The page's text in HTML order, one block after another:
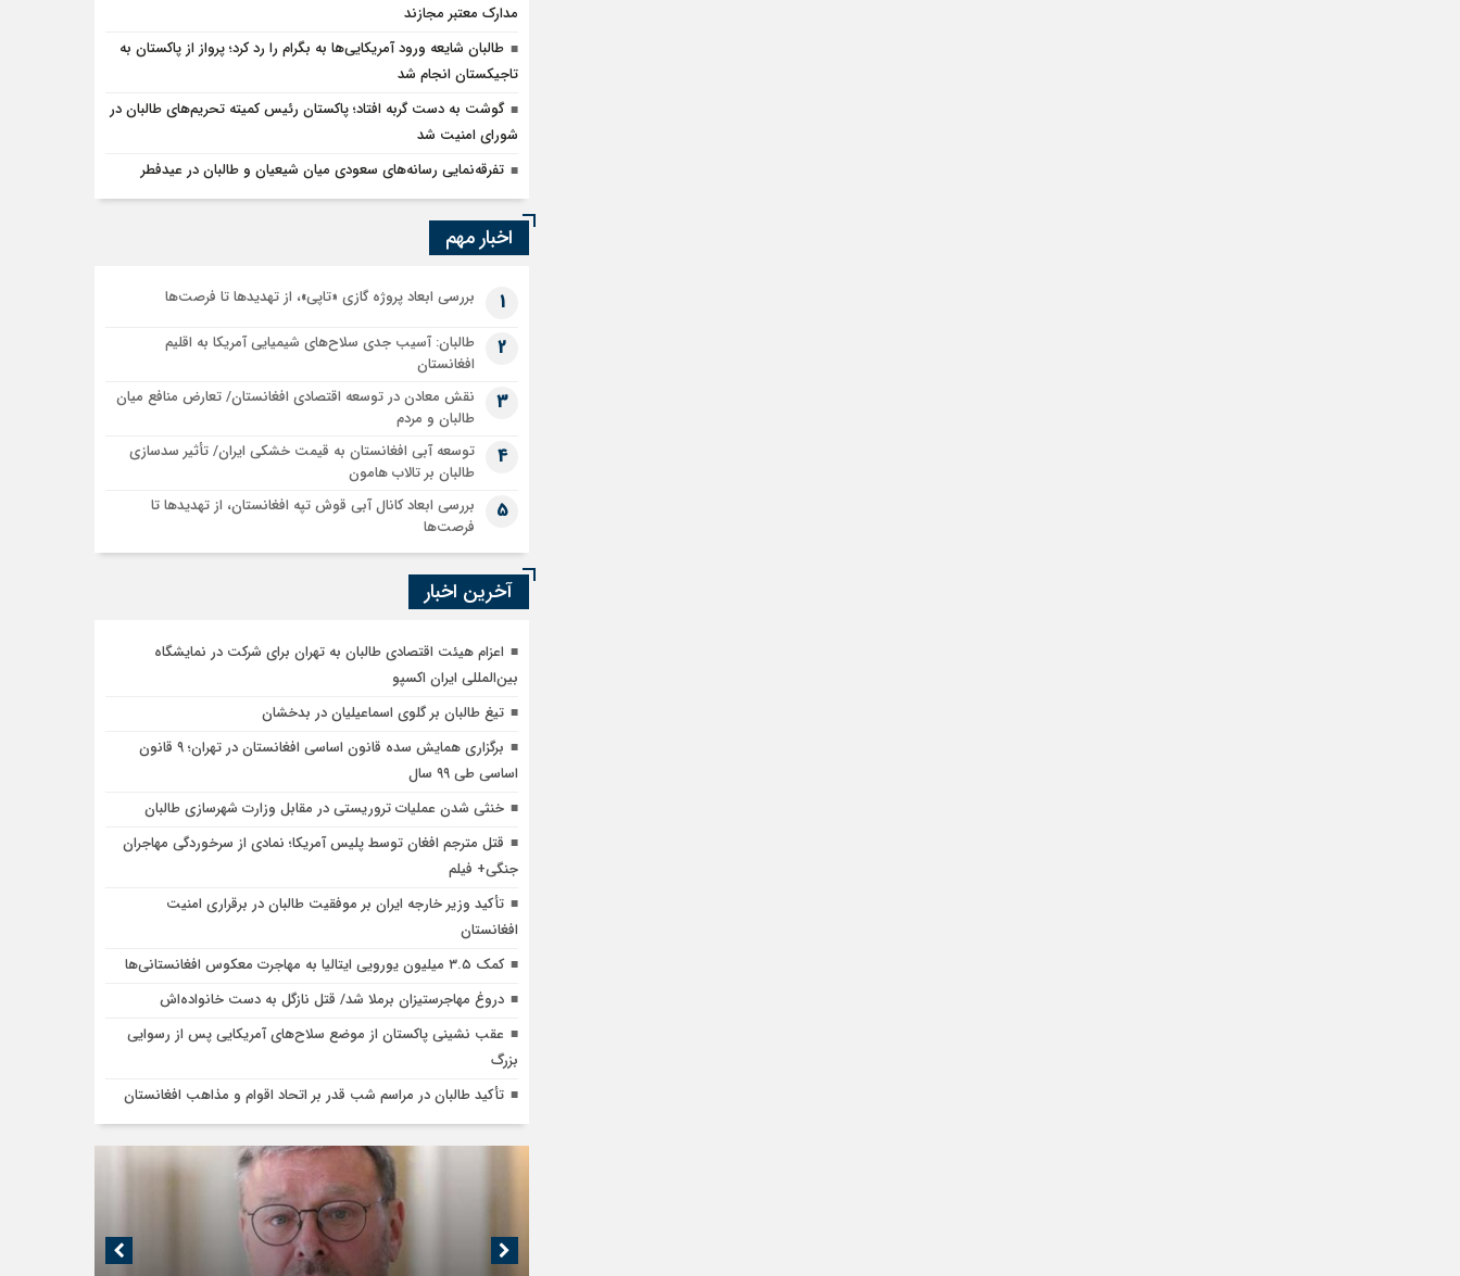
مدارک معتبر مجازند
طالبان شایعه ورود آمریکایی‌ها به بگرام را رد کرد؛ پرواز از پاکستان به
تاجیکستان انجام شد
گوشت به دست گربه افتاد؛ پاکستان رئیس کمیته تحریم‌های طالبان در
شورای امنیت شد
تفرقه‌نمایی رسانه‌های سعودی میان شیعیان و طالبان در عیدفطر
اخبار مهم
1 بررسی ابعاد پروژه گازی «تاپی»، از تهدیدها تا فرصت‌ها
2
طالبان: آسیب جدی سلاح‌های شیمیایی آمریکا به اقلیم
افغانستان
3
نقش معادن در توسعه اقتصادی افغانستان/ تعارض منافع میان
طالبان و مردم
4
توسعه آبی افغانستان به قیمت خشکی ایران/ تأثیر سدسازی
طالبان بر تالاب هامون
5
بررسی ابعاد کانال آبی قوش تپه افغانستان، از تهدیدها تا
فرصت‌ها
آخرین اخبار
اعزام هیئت اقتصادی طالبان به تهران برای شرکت در نمایشگاه
بین‌المللی ایران اکسپو
تیغ طالبان بر گلوی اسماعیلیان در بدخشان
برگزاری همایش سده قانون اساسی افغانستان در تهران؛ ۹ قانون
اساسی طی ۹۹ سال
خنثی شدن عملیات تروریستی در مقابل وزارت شهرسازی طالبان
قتل مترجم افغان توسط پلیس آمریکا؛ نمادی از سرخوردگی مهاجران
جنگی+ فیلم
تأکید وزیر خارجه ایران بر موفقیت طالبان در برقراری امنیت
افغانستان
کمک ۳.۵ میلیون یورویی ایتالیا به مهاجرت معکوس افغانستانی‌ها
دروغ مهاجرستیزان برملا شد/ قتل نازگل به دست خانواده‌اش
عقب نشینی پاکستان از موضع سلاح‌های آمریکایی پس از رسوایی
بزرگ
تأکید طالبان در مراسم شب قدر بر اتحاد اقوام و مذاهب افغانستان